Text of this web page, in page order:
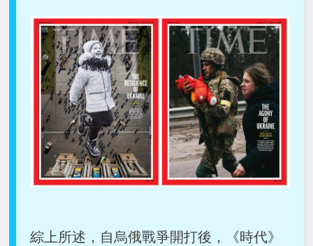
綜上所述，自烏俄戰爭開打後，《時代》